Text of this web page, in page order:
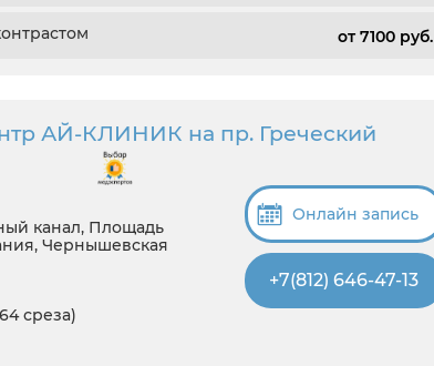
от 7100 pуб.
АЙ-КЛИНИК на пр. Греческий
канал, Площадь
Чернышевская
среза)
Онлайн запись
+7(812) 646-47-13